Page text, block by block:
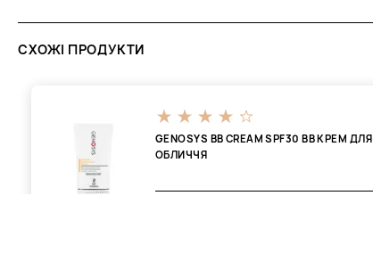
СХОЖІ ПРОДУКТИ
GENOSYS BB CREAM SPF30 ВВ КРЕМ ДЛЯ
ОБЛИЧЧЯ